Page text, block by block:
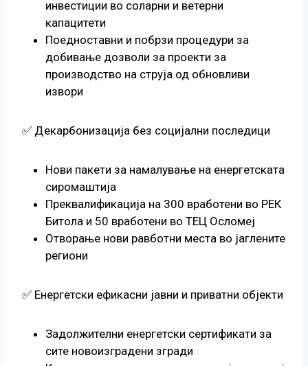
инвестиции во соларни и ветерни
капацитети
Поедноставни и побрзи процедури за
добивање дозволи за проекти за
производство на струја од обновливи
извори
✅ Декарбонизација без социјални последици
Нови пакети за намалување на енергетската
сиромаштија
Преквалификација на 300 вработени во РЕК
Битола и 50 вработени во ТЕЦ Осломеј
Отворање нови равботни места во јаглените
региони
✅ Енергетски ефикасни јавни и приватни објекти
Задолжителни енергетски сертификати за
сите новоизградени згради